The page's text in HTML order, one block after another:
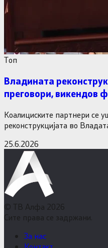
Tоп
Владината
преговори, викендов
Коалициските партнери се
реконструкцијата во
25.6.2026
© ТВ Алфа 2026
Сите права се задржани.
За нас